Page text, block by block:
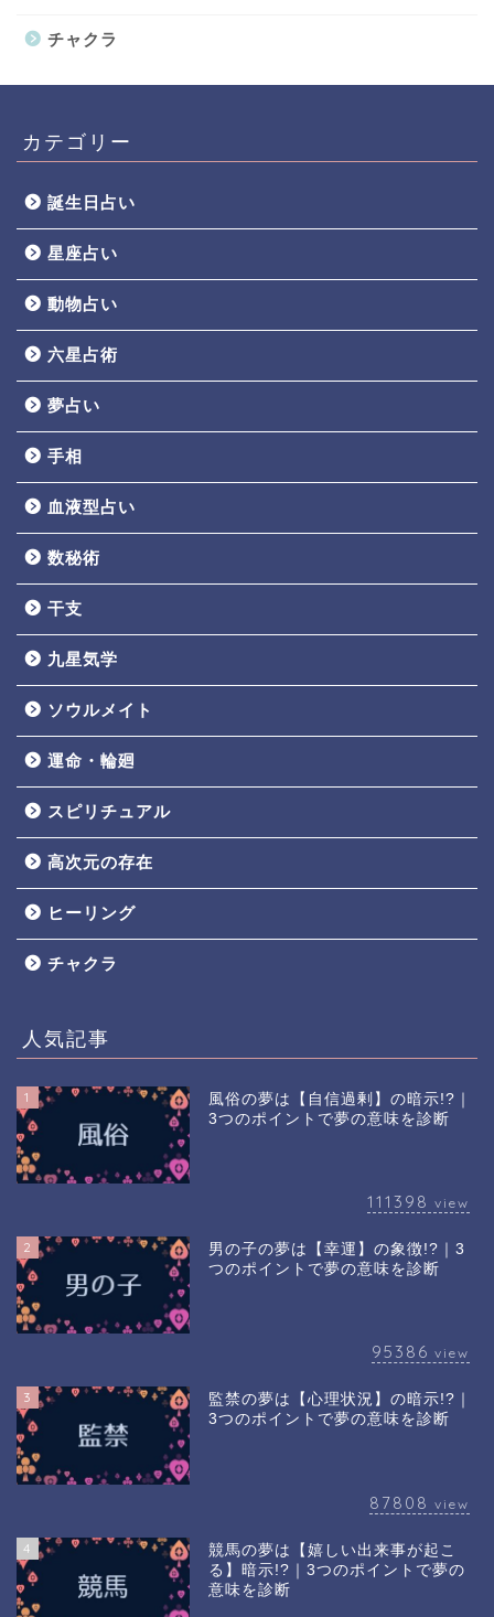
チャクラ
カテゴリー
誕生日占い
星座占い
動物占い
六星占術
夢占い
手相
血液型占い
数秘術
干支
九星気学
ソウルメイト
運命・輪廻
スピリチュアル
高次元の存在
ヒーリング
チャクラ
人気記事
1
風俗の夢は【自信過剰】の暗示!?｜
3つのポイントで夢の意味を診断
111398 view
2
男の子の夢は【幸運】の象徴!?｜3
つのポイントで夢の意味を診断
95386 view
3
監禁の夢は【心理状況】の暗示!?｜
3つのポイントで夢の意味を診断
87808 view
4
競馬の夢は【嬉しい出来事が起こ
る】暗示!?｜3つのポイントで夢の
意味を診断